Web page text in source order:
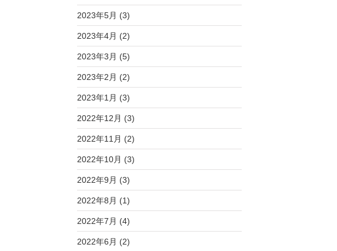
2023年5月 (3)
2023年4月 (2)
2023年3月 (5)
2023年2月 (2)
2023年1月 (3)
2022年12月 (3)
2022年11月 (2)
2022年10月 (3)
2022年9月 (3)
2022年8月 (1)
2022年7月 (4)
2022年6月 (2)